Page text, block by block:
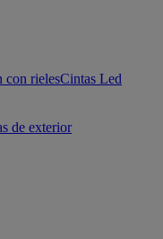
con rielesCintas Led
de exterior